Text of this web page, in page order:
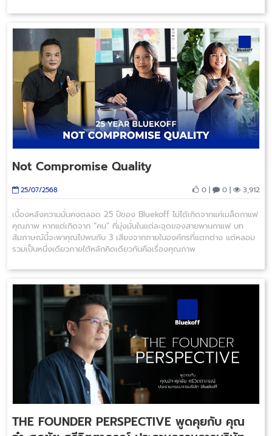
Not Compromise Quality
25/07/2568 0 | 0 | 3,912
เบื้องหลังความมั่นคงตลอด 25 ปีของ Bluekoff ไม่ได้เกิดจากแค่เมล็ดกาแฟ
คุณภาพ หากแต่เกิดจาก “คน” ที่มุ่งมั่นในแต่ละจุดของสายพานกาแฟ บท
สัมภาษณ์นี้จะพาคุณไปพบกับ 3 เสียงจากภายในองค์กรที่แตกต่าง แต่หลอม
รวมเป็นหนึ่งเดียวภายใต้หลักคิดเดียวกันคือเรื่องคุณภาพ
THE FOUNDER PERSPECTIVE พูดคุยกับ คุณ